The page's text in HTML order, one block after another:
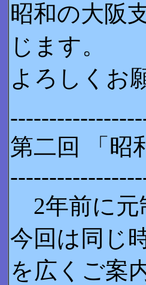
昭和の大阪
じます。
よろしくお
第二回 「昭
2年前に元
今回は同じ
を広くご案